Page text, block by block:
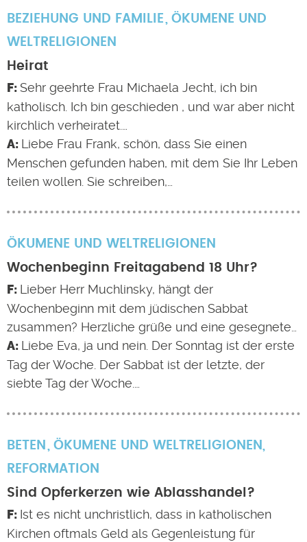
BEZIEHUNG UND FAMILIE
ÖKUMENE UND
WELTRELIGIONEN
Heirat
Sehr geehrte Frau Michaela Jecht, ich bin
katholisch. Ich bin geschieden , und war aber nicht
kirchlich verheiratet.…
Liebe Frau Frank, schön, dass Sie einen
Menschen gefunden haben, mit dem Sie Ihr Leben
teilen wollen. Sie schreiben,…
ÖKUMENE UND WELTRELIGIONEN
Wochenbeginn Freitagabend 18 Uhr?
Lieber Herr Muchlinsky, hängt der
Wochenbeginn mit dem jüdischen Sabbat
zusammen? Herzliche grüße und eine gesegnete…
Liebe Eva, ja und nein. Der Sonntag ist der erste
Tag der Woche. Der Sabbat ist der letzte, der
siebte Tag der Woche.…
BETEN ÖKUMENE UND WELTRELIGIONEN ,
REFORMATION
Sind Opferkerzen wie Ablasshandel?
Ist es nicht unchristlich, dass in katholischen
Kirchen oftmals Geld als Gegenleistung für